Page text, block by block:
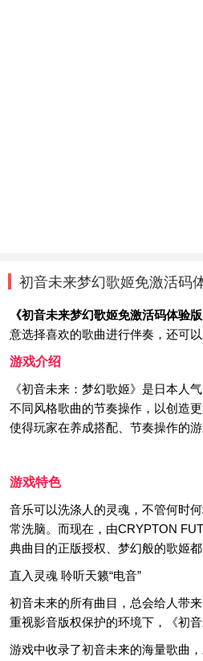
初音未来梦幻歌姬免激活码
《初音未来梦幻歌姬免激活码体验版
意选择喜欢的歌曲进行伴奏，还可
游戏介绍
《初音未来：梦幻歌姬》是日本人
不同风格歌曲的节奏操作，以创造
使得玩家在养成搭配、节奏操作的游
游戏特色
音乐可以洗涤人的灵魂，不管何时
常洗脑。而现在，由CRYPTON
典曲目的正版授权、梦幻般的歌姬
直入灵魂 聆听天籁“电音”
初音未来的所有曲目，总会给人带
重视影音版权保护的环境下，《初
游戏中收录了初音未来的海量歌曲